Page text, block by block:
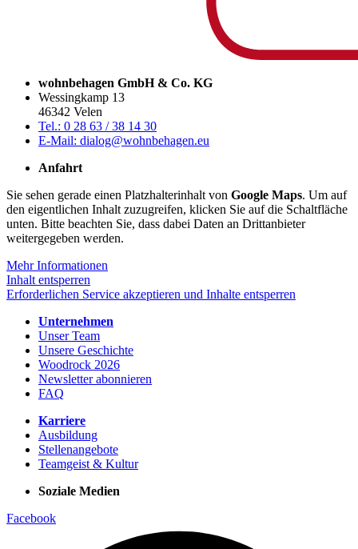
wohnbehagen GmbH & Co. KG
Wessingkamp 13
46342 Velen
Tel.: 0 28 63 / 38 14 30
E-Mail: dialog@wohnbehagen.eu
Anfahrt
Sie sehen gerade einen Platzhalterinhalt von Google Maps. Um auf
den eigentlichen Inhalt zuzugreifen, klicken Sie auf die Schaltfläche
unten. Bitte beachten Sie, dass dabei Daten an Drittanbieter
weitergegeben werden.
Mehr Informationen
Inhalt entsperren
Erforderlichen Service akzeptieren und Inhalte entsperren
Unternehmen
Unser Team
Unsere Geschichte
Woodrock 2026
Newsletter abonnieren
FAQ
Karriere
Ausbildung
Stellenangebote
Teamgeist & Kultur
Soziale Medien
Facebook